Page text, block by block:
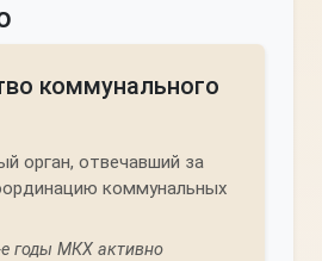
коммунального
орган, отвечавший за
коммунальных
годы МКХ активно